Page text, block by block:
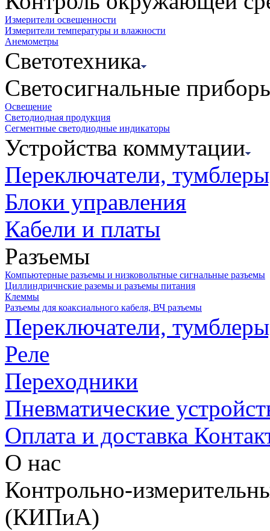
Измерители освещенности
Измерители температуры и влажности
Анемометры
Светотехника
Светосигнальные
Освещение
Светодиодная продукция
Сегментные светодиодные индикаторы
Устройства коммутации
Переключатели,
Блоки управления
Кабели и платы
Разъемы
Компьютерные разъемы и низковольтные сигнальные разъемы
Циллиндричнские раземы и разъемы питания
Клеммы
Разъемы для коаксиального кабеля, ВЧ разъемы
Переключатели,
Реле
Переходники
Пневматические
Оплата и доставка
О нас
Контрольно-
(КИПиА)